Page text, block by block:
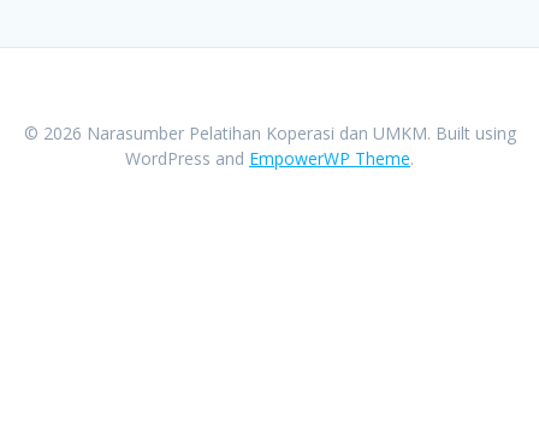
© 2026 Narasumber Pelatihan Koperasi dan UMKM. Built using
WordPress and EmpowerWP Theme.